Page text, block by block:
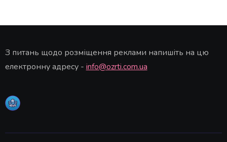
З питань щодо розміщення реклами напишіть на цю
електронну адресу - info@ozrti.com.ua